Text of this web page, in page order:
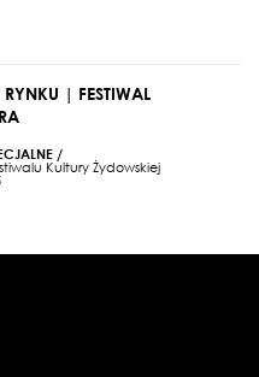
| FESTIWAL
/
Kultury Żydowskiej